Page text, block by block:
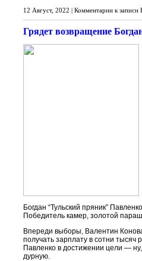
12 Август, 2022 | Комментарии к записи
Грядет возвращение
Богдан “Тульский пряник”
Победитель камер, золотой
Впереди выборы, Валентин
получать зарплату в сотни
Павленко в достижении цели —
дурную.